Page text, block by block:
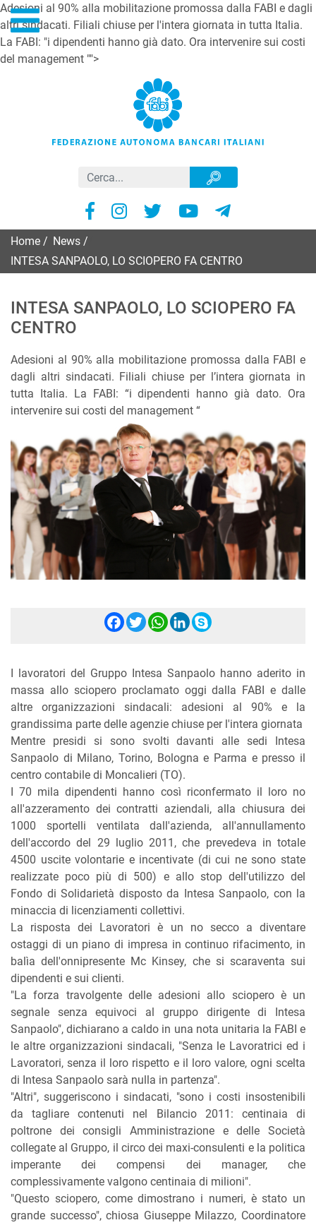
Adesioni al 90% alla mobilitazione promossa dalla FABI e dagli
altri sindacati. Filiali chiuse per l'intera giornata in tutta Italia.
La FABI: "i dipendenti hanno già dato. Ora intervenire sui costi
del management "">
Home News
INTESA SANPAOLO, LO SCIOPERO FA CENTRO
INTESA SANPAOLO, LO SCIOPERO FA
CENTRO
Adesioni al 90% alla mobilitazione promossa dalla FABI e
dagli altri sindacati. Filiali chiuse per l’intera giornata in
tutta Italia. La FABI: “i dipendenti hanno già dato. Ora
intervenire sui costi del management “
Facebook
Twitter
WhatsApp
LinkedIn
Skype
I lavoratori del Gruppo Intesa Sanpaolo hanno aderito in
massa allo sciopero proclamato oggi dalla FABI e dalle
altre organizzazioni sindacali: adesioni al 90% e la
grandissima parte delle agenzie chiuse per l'intera giornata
Mentre presidi si sono svolti davanti alle sedi Intesa
Sanpaolo di Milano, Torino, Bologna e Parma e presso il
centro contabile di Moncalieri (TO).
I 70 mila dipendenti hanno così riconfermato il loro no
all'azzeramento dei contratti aziendali, alla chiusura dei
1000 sportelli ventilata dall'azienda, all'annullamento
dell'accordo del 29 luglio 2011, che prevedeva in totale
4500 uscite volontarie e incentivate (di cui ne sono state
realizzate poco più di 500) e allo stop dell'utilizzo del
Fondo di Solidarietà disposto da Intesa Sanpaolo, con la
minaccia di licenziamenti collettivi.
La risposta dei Lavoratori è un no secco a diventare
ostaggi di un piano di impresa in continuo rifacimento, in
balìa dell'onnipresente Mc Kinsey, che si scaraventa sui
dipendenti e sui clienti.
"La forza travolgente delle adesioni allo sciopero è un
segnale senza equivoci al gruppo dirigente di Intesa
Sanpaolo", dichiarano a caldo in una nota unitaria la FABI e
le altre organizzazioni sindacali, "Senza le Lavoratrici ed i
Lavoratori, senza il loro rispetto e il loro valore, ogni scelta
di Intesa Sanpaolo sarà nulla in partenza".
"Altri", suggeriscono i sindacati, "sono i costi insostenibili
da tagliare contenuti nel Bilancio 2011: centinaia di
poltrone dei consigli Amministrazione e delle Società
collegate al Gruppo, il circo dei maxi-consulenti e la politica
imperante dei compensi dei manager, che
complessivamente valgono centinaia di milioni".
"Questo sciopero, come dimostrano i numeri, è stato un
grande successo", chiosa Giuseppe Milazzo, Coordinatore